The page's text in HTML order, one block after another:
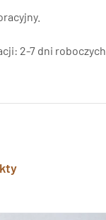
2-7 dni roboczych